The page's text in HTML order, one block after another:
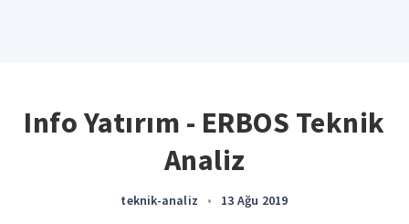
Info Yatırım - ERBOS Teknik
Analiz
teknik-analiz • 13 Ağu 2019